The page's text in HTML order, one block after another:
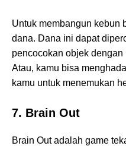
Untuk membangun kebun
dana. Dana ini dapat
pencocokan objek
Atau, kamu bisa
kamu untuk menemukan
7. Brain Out
Brain Out adalah game